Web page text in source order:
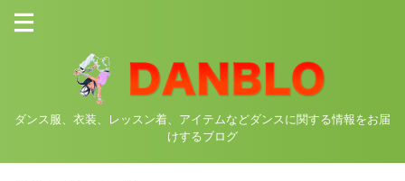
ダンス服、衣装、レッスン着、アイテムなどダンスに関する情報をお届
けするブログ